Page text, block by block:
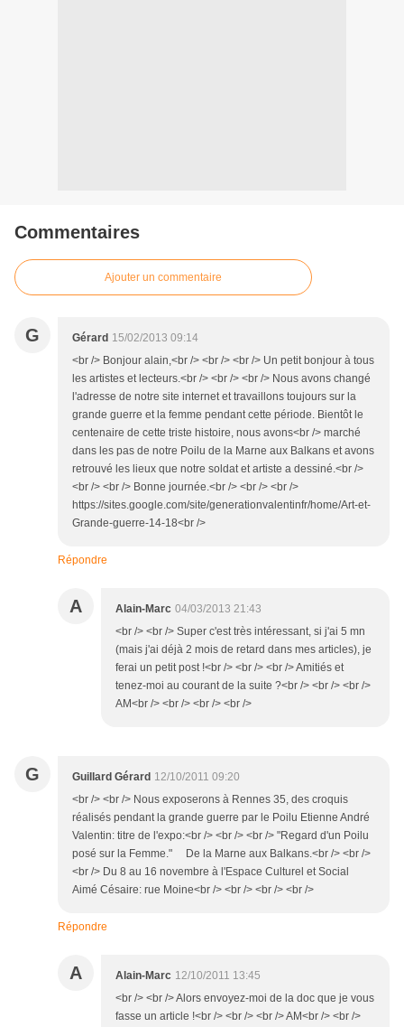
Commentaires
Ajouter un commentaire
G Gérard 15/02/2013 09:14
<br /> Bonjour alain,<br /> <br /> <br /> Un petit bonjour à tous
les artistes et lecteurs.<br /> <br /> <br /> Nous avons changé
l'adresse de notre site internet et travaillons toujours sur la
grande guerre et la femme pendant cette période. Bientôt le
centenaire de cette triste histoire, nous avons<br /> marché
dans les pas de notre Poilu de la Marne aux Balkans et avons
retrouvé les lieux que notre soldat et artiste a dessiné.<br />
<br /> <br /> Bonne journée.<br /> <br /> <br />
https://sites.google.com/site/generationvalentinfr/home/Art-et-
Grande-guerre-14-18<br />
Répondre
A Alain-Marc 04/03/2013 21:43
<br /> <br /> Super c'est très intéressant, si j'ai 5 mn
(mais j'ai déjà 2 mois de retard dans mes articles), je
ferai un petit post !<br /> <br /> <br /> Amitiés et
tenez-moi au courant de la suite ?<br /> <br /> <br />
AM<br /> <br /> <br /> <br />
G Guillard Gérard 12/10/2011 09:20
<br /> <br /> Nous exposerons à Rennes 35, des croquis
réalisés pendant la grande guerre par le Poilu Etienne André
Valentin: titre de l'expo:<br /> <br /> <br /> "Regard d'un Poilu
posé sur la Femme." De la Marne aux Balkans.<br /> <br />
<br /> Du 8 au 16 novembre à l'Espace Culturel et Social
Aimé Césaire: rue Moine<br /> <br /> <br /> <br />
Répondre
A Alain-Marc 12/10/2011 13:45
<br /> <br /> Alors envoyez-moi de la doc que je vous
fasse un article !<br /> <br /> <br /> AM<br /> <br />